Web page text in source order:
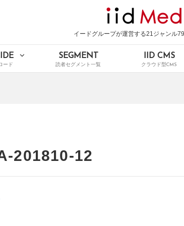
イードグループが運営する21ジャンル
SEGMENT IID CMS
201810-12